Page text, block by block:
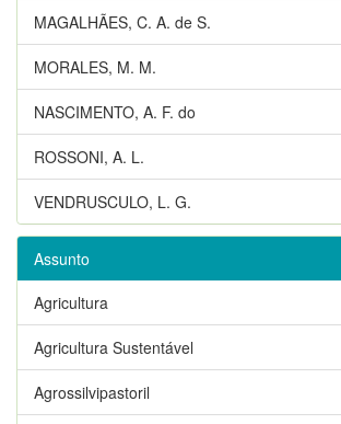
MAGALHÃES, C. A. de S.
MORALES, M. M.
NASCIMENTO, A. F. do
ROSSONI, A. L.
VENDRUSCULO, L. G.
Assunto
Agricultura
Agricultura Sustentável
Agrossilvipastoril